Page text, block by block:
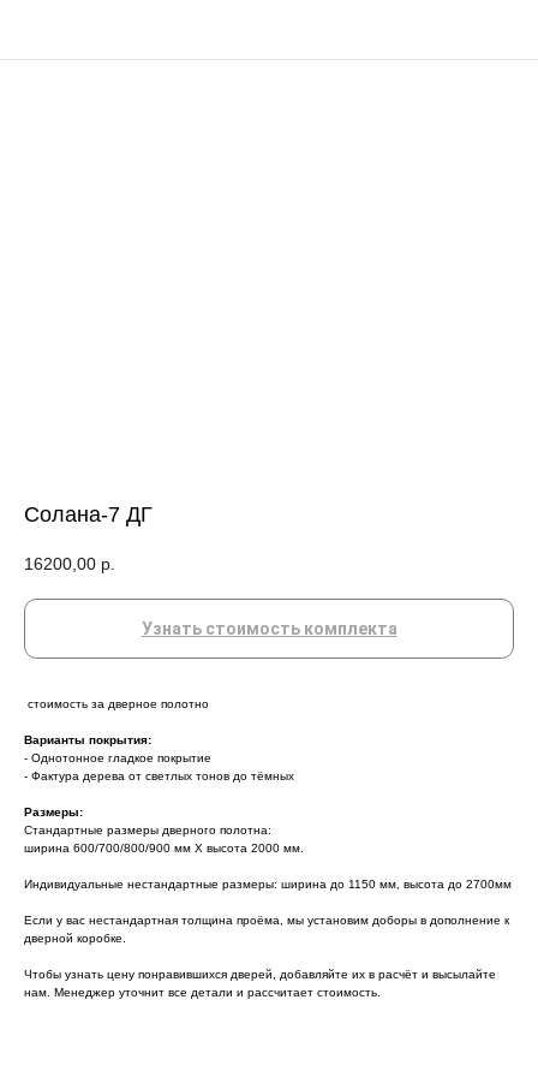
Солана-7 ДГ
16200,00 р.
Узнать стоимость комплекта
стоимость за дверное полотно
Варианты покрытия:
- Однотонное гладкое покрытие
- Фактура дерева от светлых тонов до тёмных
Размеры:
Стандартные размеры дверного полотна:
ширина 600/700/800/900 мм Х высота 2000 мм.
Индивидуальные нестандартные размеры: ширина до 1150 мм, высота до 2700мм
Если у вас нестандартная толщина проёма, мы установим доборы в дополнение к
дверной коробке.
Чтобы узнать цену понравившихся дверей, добавляйте их в расчёт и высылайте
нам. Менеджер уточнит все детали и рассчитает стоимость.